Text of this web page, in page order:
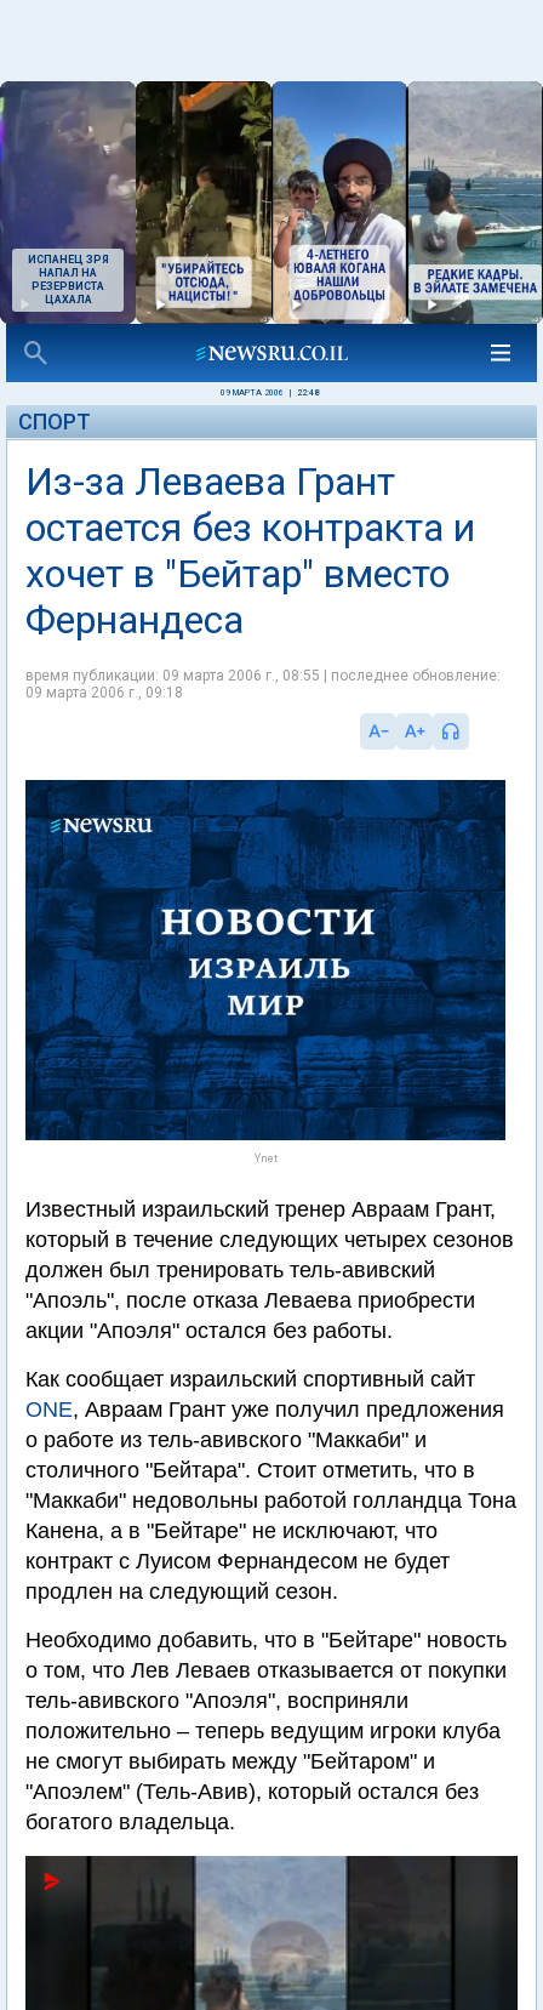
ИСПАНЕЦ ЗРЯ
НАПАЛ НА
РЕЗЕРВИСТА
ЦАХАЛА
09 МАРТА 2006 22:48
СПОРТ
Из-за Леваева Грант
остается без контракта и
хочет в "Бейтар" вместо
Фернандеса
время публикации: 09 марта 2006 г., 08:55 | последнее обновление:
09 марта 2006 г., 09:18
Ynet
Известный израильский тренер Авраам Грант,
который в течение следующих четырех сезонов
должен был тренировать тель-авивский
"Апоэль", после отказа Леваева приобрести
акции "Апоэля" остался без работы.
Как сообщает израильский спортивный сайт
ONE, Авраам Грант уже получил предложения
о работе из тель-авивского "Маккаби" и
столичного "Бейтара". Стоит отметить, что в
"Маккаби" недовольны работой голландца Тона
Канена, а в "Бейтаре" не исключают, что
контракт с Луисом Фернандесом не будет
продлен на следующий сезон.
Необходимо добавить, что в "Бейтаре" новость
о том, что Лев Леваев отказывается от покупки
тель-авивского "Апоэля", восприняли
положительно – теперь ведущим игроки клуба
не смогут выбирать между "Бейтаром" и
"Апоэлем" (Тель-Авив), который остался без
богатого владельца.